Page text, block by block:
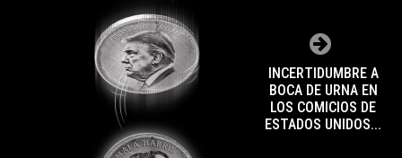
INCERTIDUMBRE A
BOCA DE URNA EN
LOS COMICIOS DE
ESTADOS UNIDOS...